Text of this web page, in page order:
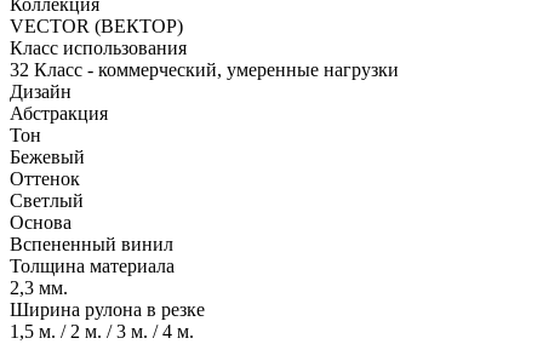
Коллекция
VECTOR (ВЕКТОР)
Класс использования
32 Класс - коммерческий, умеренные нагрузки
Дизайн
Абстракция
Тон
Бежевый
Оттенок
Светлый
Основа
Вспененный винил
Толщина материала
2,3 мм.
Ширина рулона в резке
1,5 м. / 2 м. / 3 м. / 4 м.